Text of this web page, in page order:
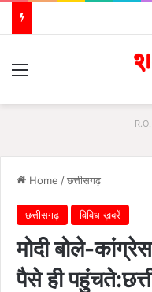
Home /छत्तीसगढ़
छत्तीसगढ़ विविध ख़बरें
मोदी बोले-
पैसे ही